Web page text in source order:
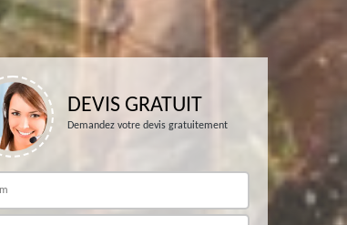
DEVIS GRATUIT
Demandez votre devis gratuitement